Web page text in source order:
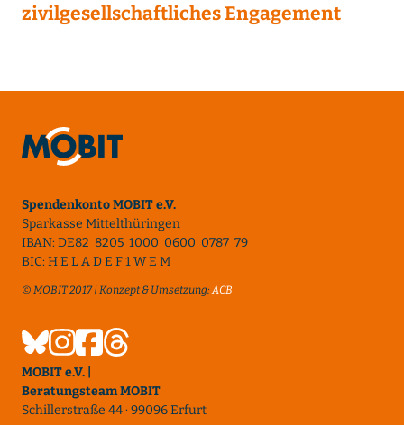
zivilgesellschaftliches Engagement
Spendenkonto MOBIT e.V.
Sparkasse Mittelthüringen
IBAN: DE82 8205 1000 0600 0787 79
BIC: H E L A D E F 1 W E M
© MOBIT 2017 | Konzept & Umsetzung:ACB
MOBIT e.V. |
Beratungsteam MOBIT
Schillerstraße 44 · 99096 Erfurt